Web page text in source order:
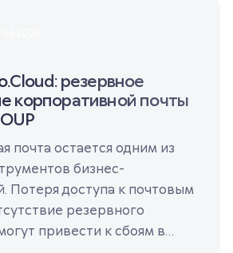
резервное
корпоративной почты
почта остается одним из
бизнес-
Потеря доступа к почтовым
резервного
привести к сбоям в